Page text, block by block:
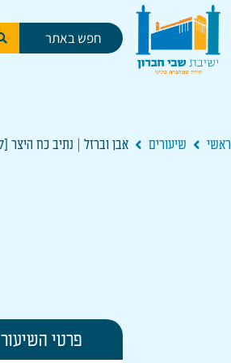
ראשי שיעורים אבן וברזל | נתיב כח היצר [7]
פרטי השיעור